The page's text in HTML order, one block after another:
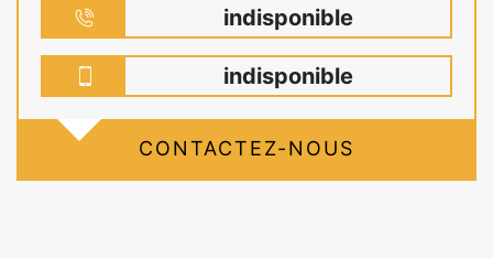
indisponible
indisponible
CONTACTEZ-NOUS